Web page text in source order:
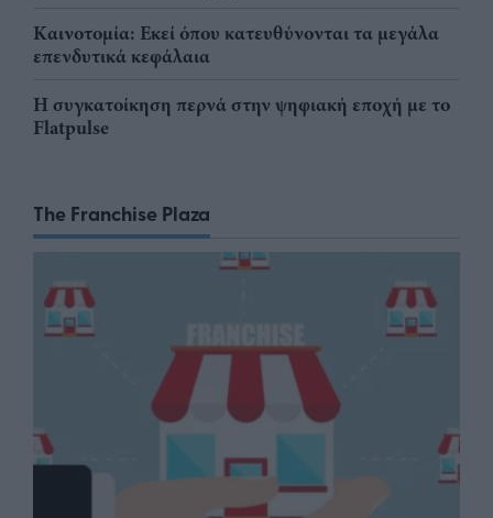
Καινοτομία: Εκεί όπου κατευθύνονται τα μεγάλα
επενδυτικά κεφάλαια
Η συγκατοίκηση περνά στην ψηφιακή εποχή με το
Flatpulse
The Franchise Plaza